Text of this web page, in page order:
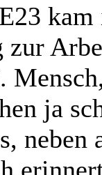
zur
ja
neben